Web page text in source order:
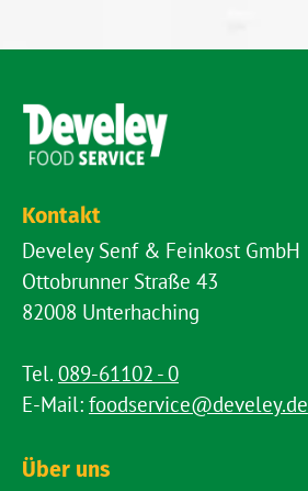
Kontakt
Develey Senf & Feinkost GmbH
Ottobrunner Straße 43
82008 Unterhaching
Tel. 089-61102 - 0
E-Mail: foodservice@develey.de
Über uns